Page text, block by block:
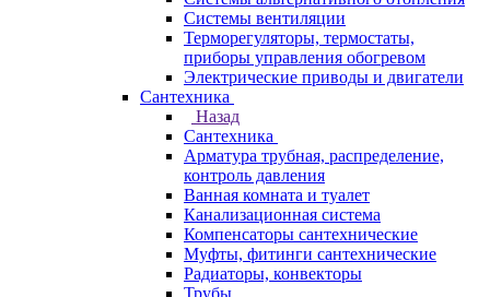
Системы вентиляции
Терморегуляторы, термостаты,
приборы управления обогревом
Электрические приводы и двигатели
Сантехника
Назад
Сантехника
Арматура трубная, распределение,
контроль давления
Ванная комната и туалет
Канализационная система
Компенсаторы сантехнические
Муфты, фитинги сантехнические
Радиаторы, конвекторы
Трубы